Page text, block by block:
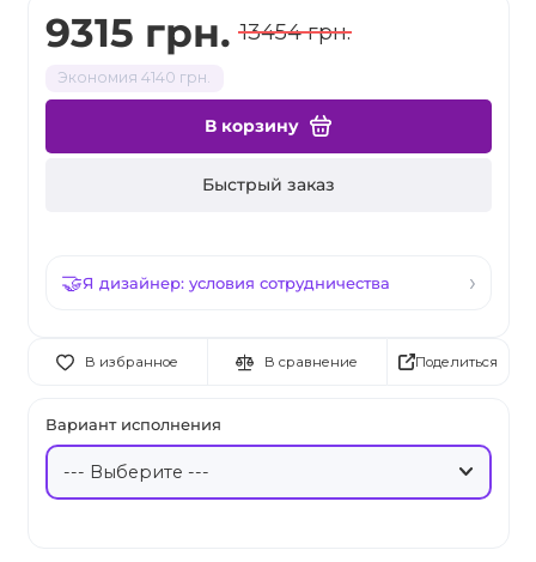
9315 грн. 13454 грн.
Экономия 4140 грн.
В корзину
Быстрый заказ
Я дизайнер: условия сотрудничества
В избранное В сравнение
Вариант исполнения
Поделиться